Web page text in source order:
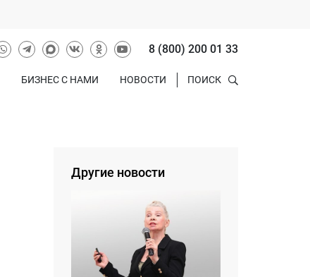
8 (800) 200 01 33
БИЗНЕС С НАМИ НОВОСТИ ПОИСК
Другие новости